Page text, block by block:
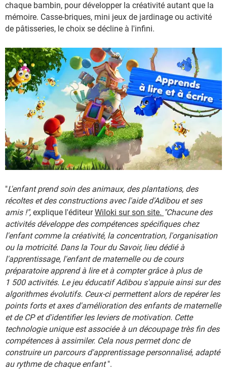
chaque bambin, pour développer la créativité autant que la
mémoire. Casse-briques, mini jeux de jardinage ou activité
de pâtisseries, le choix se décline à l'infini.
"L'enfant prend soin des animaux, des plantations, des
récoltes et des constructions avec l'aide d'Adibou et ses
amis !", explique l'éditeurWiloki sur son site. "Chacune des
activités développe des compétences spécifiques chez
l'enfant comme la créativité, la concentration, l'organisation
ou la motricité. Dans la Tour du Savoir, lieu dédié à
l'apprentissage, l'enfant de maternelle ou de cours
préparatoire apprend à lire et à compter grâce à plus de
1 500 activités. Le jeu éducatif Adibou s'appuie ainsi sur des
algorithmes évolutifs. Ceux-ci permettent alors de repérer les
points forts et axes d'amélioration des enfants de maternelle
et de CP et d'identifier les leviers de motivation. Cette
technologie unique est associée à un découpage très fin des
compétences à assimiler. Cela nous permet donc de
construire un parcours d'apprentissage personnalisé, adapté
au rythme de chaque enfant".